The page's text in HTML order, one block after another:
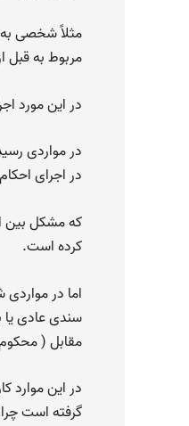
مثلاً شخصی به
مربوط به
در این مورد
در مواردی
در اجرای
که مشکل بین
کرده است.
اما در
سندی عادی یا
مقابل (
در این موارد
گرفته است